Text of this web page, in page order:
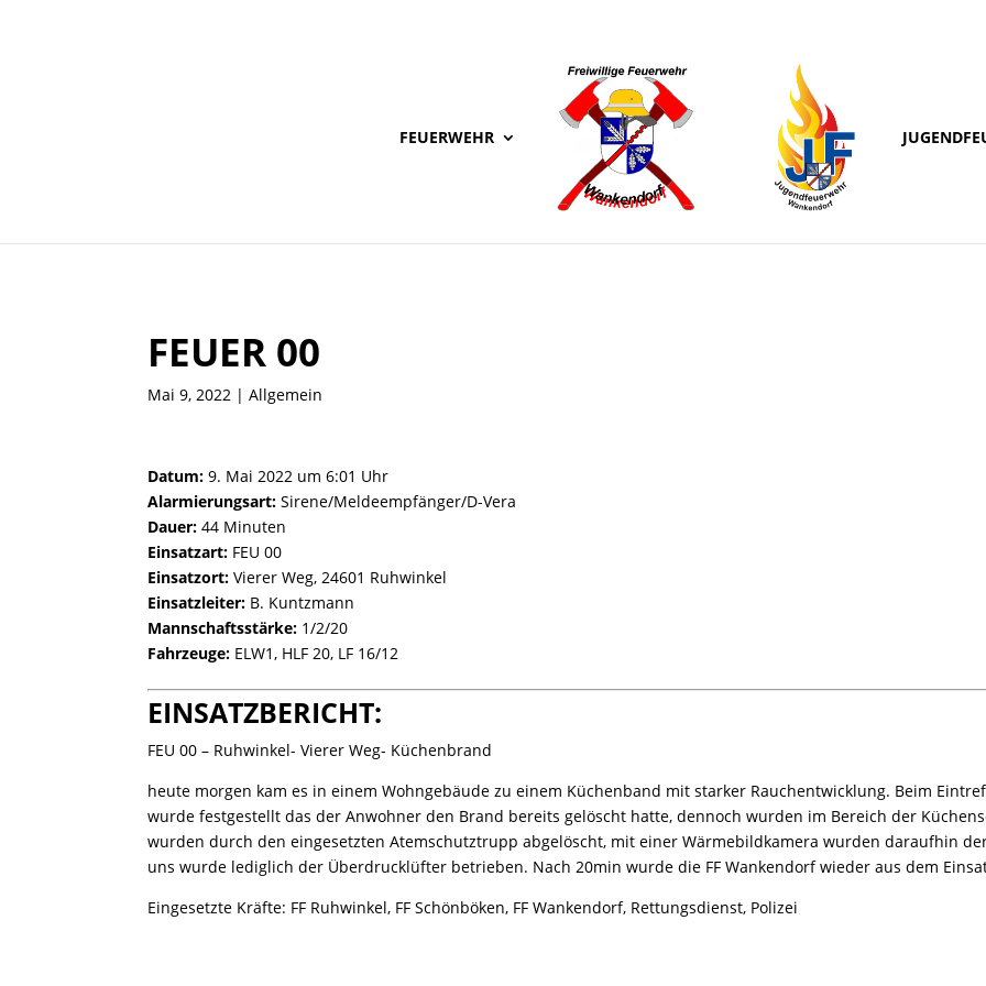
FEUERWEHR
FEUER 00
Mai 9, 2022 | Allgemein
Datum: 9. Mai 2022 um 6:01 Uhr
Alarmierungsart: Sirene/Meldeempfänger/D-Vera
Dauer: 44 Minuten
Einsatzart: FEU 00
Einsatzort: Vierer Weg, 24601 Ruhwinkel
Einsatzleiter: B. Kuntzmann
Mannschaftsstärke: 1/2/20
Fahrzeuge: ELW1, HLF 20, LF 16/12
EINSATZBERICHT:
FEU 00 – Ruhwinkel- Vierer Weg- Küchenbrand
heute morgen kam es in einem Wohngebäude zu einem Küchenband mit starker Rauchentwicklung. Beim
wurde festgestellt das der Anwohner den Brand bereits gelöscht hatte, dennoch wurden im Bereich der
wurden durch den eingesetzten Atemschutztrupp abgelöscht, mit einer Wärmebildkamera wurden daraufhin
uns wurde lediglich der Überdrucklüfter betrieben. Nach 20min wurde die FF Wankendorf wieder aus dem
Eingesetzte Kräfte: FF Ruhwinkel, FF Schönböken, FF Wankendorf, Rettungsdienst, Polizei